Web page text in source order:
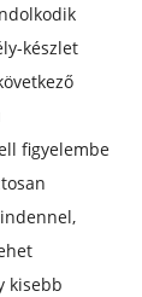
készlet
figyelembe
kisebb